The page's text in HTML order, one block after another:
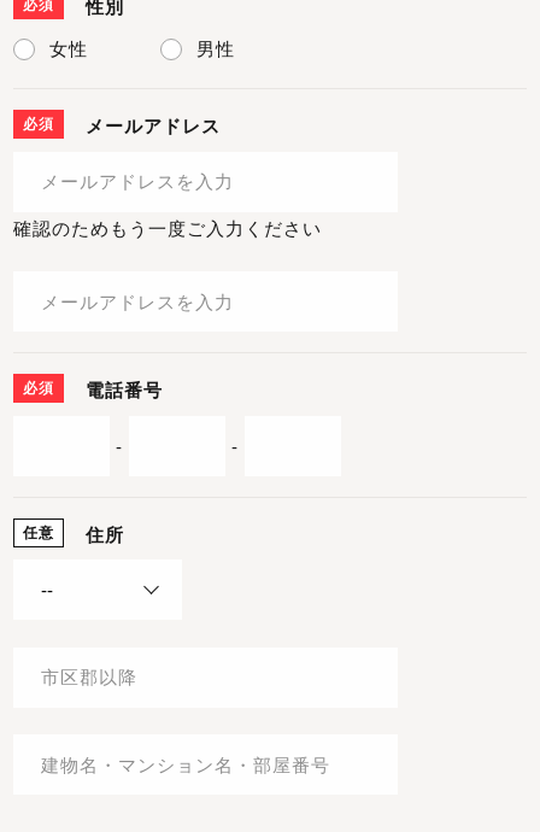
必須 性別
女性 男性
必須 メールアドレス
確認のためもう一度ご入力ください
必須 電話番号
- -
任意 住所